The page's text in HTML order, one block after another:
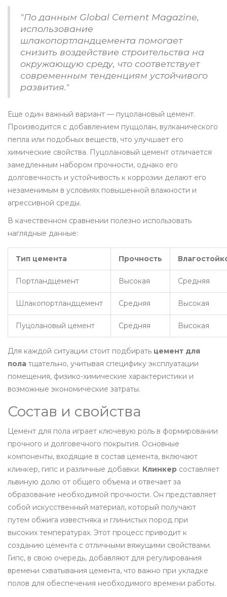
"По данным Global Cement Magazine,
использование
шлакопортландцемента помогает
снизить воздействие строительства на
окружающую среду, что соответствует
современным тенденциям устойчивого
развития."
Еще один важный вариант — пуцолановый цемент.
Производится с добавлением пуццолан, вулканического
пепла или подобных веществ, что улучшает его
химические свойства. Пуцолановый цемент отличается
замедленным набором прочности, однако его
долговечность и устойчивость к коррозии делают его
незаменимым в условиях повышенной влажности и
агрессивной среды.
В качественном сравнении полезно использовать
наглядные данные:
Тип цемента Прочность
Портландцемент Высокая Средняя
Шлакопортландцемент Средняя Высокая
Пуцолановый цемент Средняя Высокая
Для каждой ситуации стоит подбирать цемент для
пола тщательно, учитывая специфику эксплуатации
помещения, физико-химические характеристики и
возможные экономические затраты.
Состав и свойства
Цемент для пола играет ключевую роль в формировании
прочного и долговечного покрытия. Основные
компоненты, входящие в состав цемента, включают
клинкер, гипс и различные добавки. Клинкер составляет
львиную долю от общего объема и отвечает за
образование необходимой прочности. Он представляет
собой искусственный материал, который получают
путем обжига известняка и глинистых пород при
высоких температурах. Этот процесс приводит к
созданию цемента с отличными вяжущими свойствами.
Гипс, в свою очередь, добавляют для регулирования
времени схватывания цемента, что важно при укладке
полов для обеспечения необходимого времени работы.